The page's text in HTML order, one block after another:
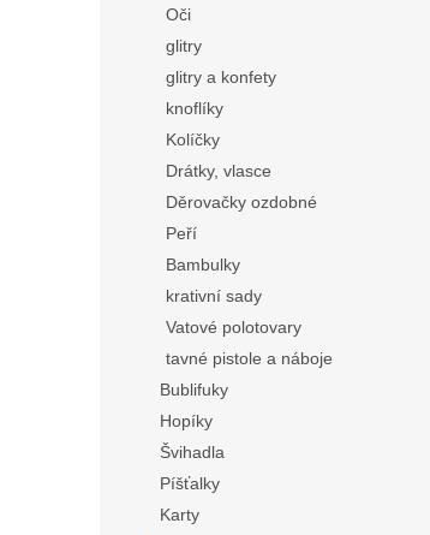
Oči
glitry
glitry a konfety
knoflíky
Kolíčky
Drátky, vlasce
Děrovačky ozdobné
Peří
Bambulky
krativní sady
Vatové polotovary
tavné pistole a náboje
Bublifuky
Hopíky
Švihadla
Píšťalky
Karty